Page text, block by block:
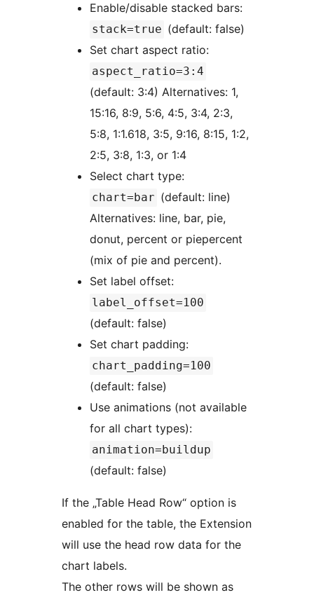
Enable/disable stacked bars:
stack=true (default: false)
Set chart aspect ratio:
aspect_ratio=3:4
(default: 3:4) Alternatives: 1,
15:16, 8:9, 5:6, 4:5, 3:4, 2:3,
5:8, 1:1.618, 3:5, 9:16, 8:15, 1:2,
2:5, 3:8, 1:3, or 1:4
Select chart type:
chart=bar (default: line)
Alternatives: line, bar, pie,
donut, percent or piepercent
(mix of pie and percent).
Set label offset:
label_offset=100
(default: false)
Set chart padding:
chart_padding=100
(default: false)
Use animations (not available
for all chart types):
animation=buildup
(default: false)
If the „Table Head Row“ option is
enabled for the table, the Extension
will use the head row data for the
chart labels.
The other rows will be shown as